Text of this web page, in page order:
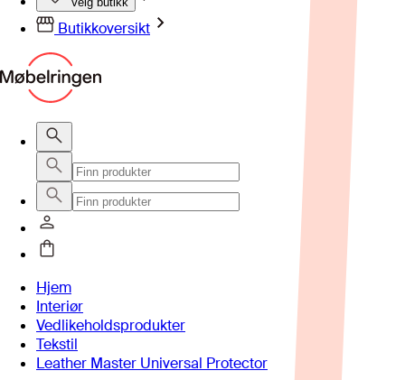
Butikkoversikt
Hjem
Interiør
Vedlikeholdsprodukter
Tekstil
Leather Master Universal Protector